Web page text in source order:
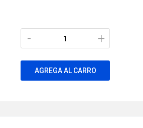
+
-
AGREGA AL CARRO